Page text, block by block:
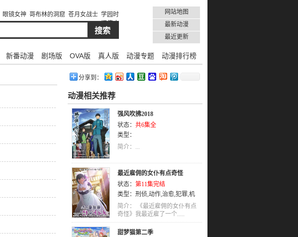
眼镜女神 哥布林的洞窟 苍月女战士 学园时
网站地图
最新动漫
最近更新
新番动漫 剧场版 OVA版 真人版 动漫专题 动漫排行榜
分享到：
动漫相关推荐
强风吹拂2018
状态： 共6集全
类型：
简介：...
最近雇佣的女仆有点奇怪
状态： 第11集完结
类型： 刑侦,动作,治愈,犯罪,机
械,社会 悬疑,少年,武侠,少年爱
娱乐,恋爱,TV版, 奇幻,剧情
简介： 《最近雇佣的女仆有点
奇怪》我最近雇了一个.....
甜梦猫第二季